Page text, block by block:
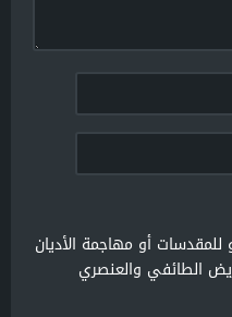
أو مهاجمة الأديان
الطائفي والعنصري